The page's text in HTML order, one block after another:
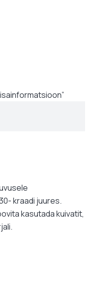
kraadi juures.
kasutada kuivatit,